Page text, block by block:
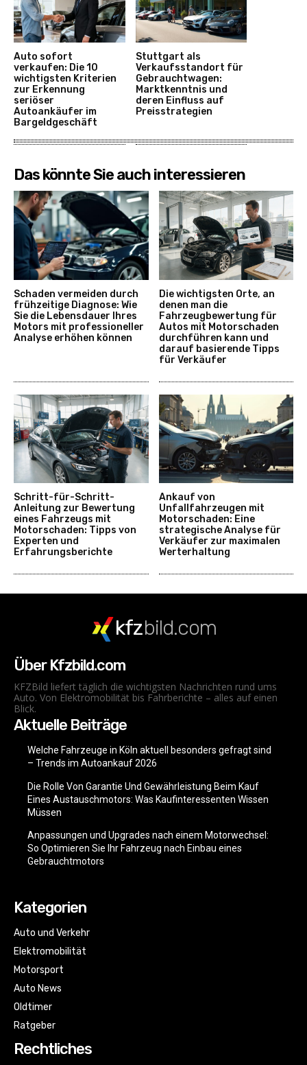
Auto sofort
verkaufen: Die 10
wichtigsten Kriterien
zur Erkennung
seriöser
Autoankäufer im
Bargeldgeschäft
Stuttgart als
Verkaufsstandort für
Gebrauchtwagen:
Marktkenntnis und
deren Einfluss auf
Preisstrategien
Das könnte Sie auch interessieren
Schaden vermeiden durch
frühzeitige Diagnose: Wie
Sie die Lebensdauer Ihres
Motors mit professioneller
Analyse erhöhen können
Die wichtigsten Orte, an
denen man die
Fahrzeugbewertung für
Autos mit Motorschaden
durchführen kann und
darauf basierende Tipps
für Verkäufer
Schritt-für-Schritt-
Anleitung zur Bewertung
eines Fahrzeugs mit
Motorschaden: Tipps von
Experten und
Erfahrungsberichte
Ankauf von
Unfallfahrzeugen mit
Motorschaden: Eine
strategische Analyse für
Verkäufer zur maximalen
Werterhaltung
kfzbild.com
Über Kfzbild.com
KFZBild liefert täglich die wichtigsten Nachrichten rund ums
Auto. Von Elektromobilität bis Fahrberichte – alles auf einen
Blick.
Aktuelle Beiträge
Welche Fahrzeuge in Köln aktuell besonders gefragt sind
– Trends im Autoankauf 2026
Die Rolle Von Garantie Und Gewährleistung Beim Kauf
Eines Austauschmotors: Was Kaufinteressenten Wissen
Müssen
Anpassungen und Upgrades nach einem Motorwechsel:
So Optimieren Sie Ihr Fahrzeug nach Einbau eines
Gebrauchtmotors
Kategorien
Auto und Verkehr
Elektromobilität
Motorsport
Auto News
Oldtimer
Ratgeber
Rechtliches